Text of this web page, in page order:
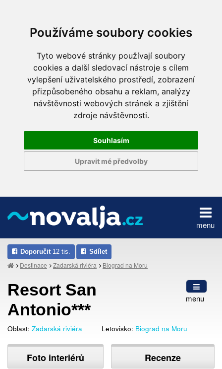
Používáme soubory cookies
Tyto webové stránky používají soubory
cookies a další sledovací nástroje s cílem
vylepšení uživatelského prostředí, zobrazení
přizpůsobeného obsahu a reklam, analýzy
návštěvnosti webových stránek a zjištění
zdroje návštěvnosti.
Souhlasím
Upravit mé předvolby
menu
Doporučit 12 tis. Sdílet
Destinace Zadarská riviéra Biograd na Moru
menu
Resort San
Antonio***
Oblast: Zadarská riviéra Letovisko: Biograd na Moru
Foto interiérů Recenze